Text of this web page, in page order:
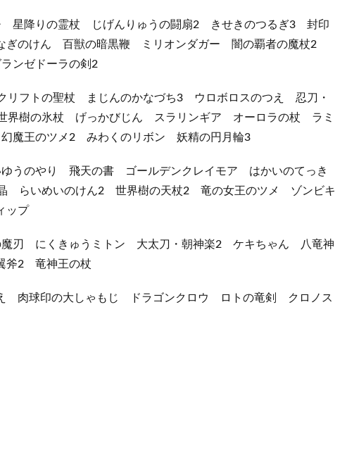
星降りの霊杖 じげんりゅうの闘扇2 きせきのつるぎ3 封印
ぎのけん 百獣の暗黒鞭 ミリオンダガー 闇の覇者の魔杖2
ンゼドーラの剣2
フトの聖杖 まじんのかなづち3 ウロボロスのつえ 忍刀・
樹の氷杖 げっかびじん スラリンギア オーロラの杖 ラミ
魔王のツメ2 みわくのリボン 妖精の円月輪3
うのやり 飛天の書 ゴールデンクレイモア はかいのてっき
らいめいのけん2 世界樹の天杖2 竜の女王のツメ ゾンビキ
ップ
魔刃 にくきゅうミトン 大太刀・朝神楽2 ケキちゃん 八竜神
斧2 竜神王の杖
肉球印の大しゃもじ ドラゴンクロウ ロトの竜剣 クロノス